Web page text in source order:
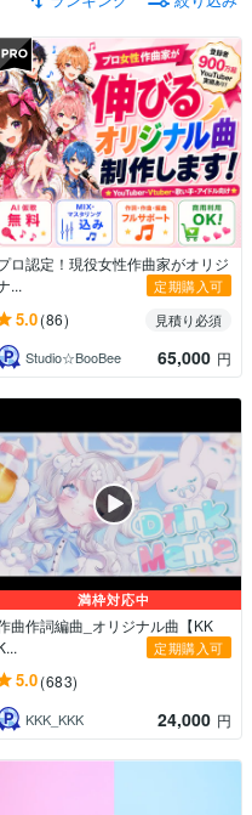
ロ認定！現役女性作曲家がオリジ
...
定期購入可
5.0(86)
見積り必須
Studio☆BooBee
65,000 円
満枠対応中
曲作詞編曲_オリジナル曲【KK
定期購入可
5.0(683)
KKK_KKK 24,000 円